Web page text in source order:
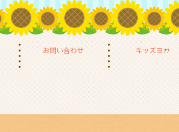
お問い合わせ キッズヨガ